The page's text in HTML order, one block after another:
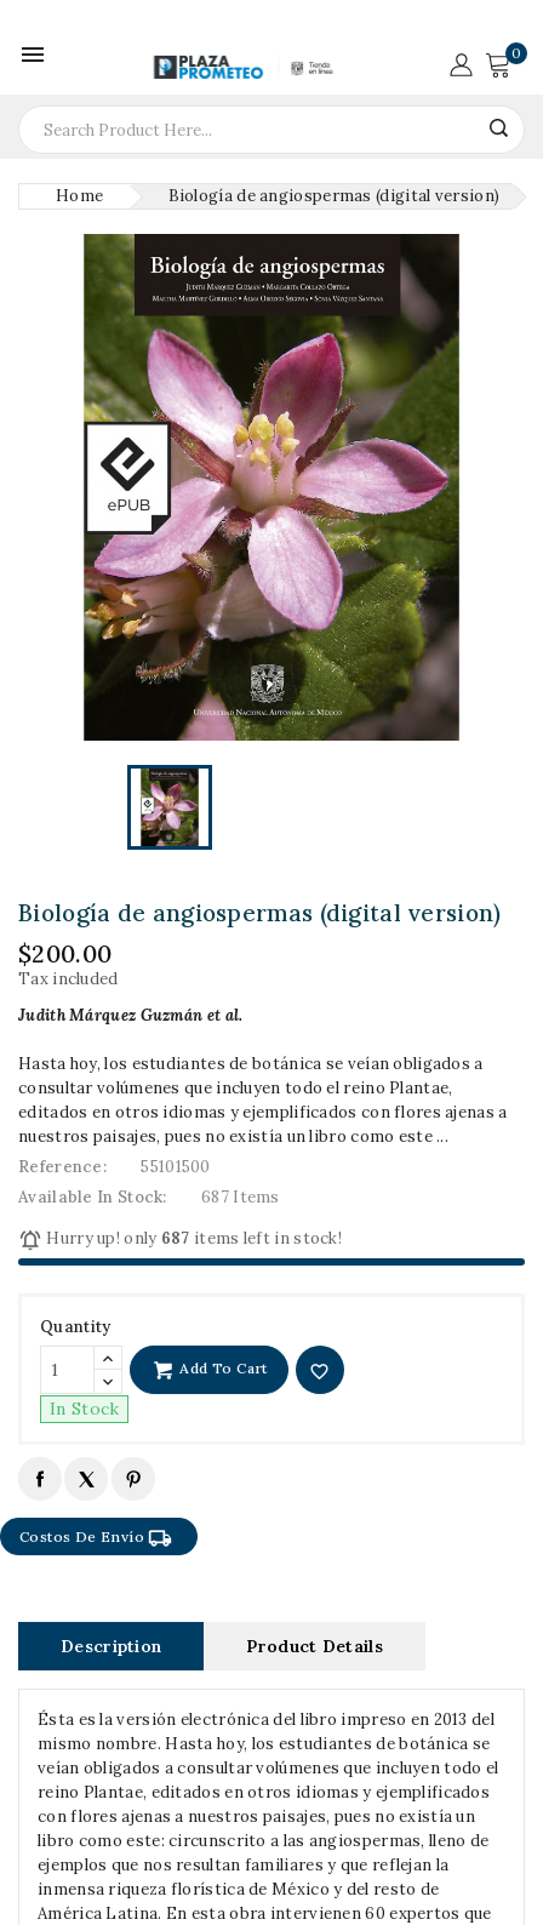
 0
Home Biología de angiospermas (digital version)
Biología de angiospermas (digital version)
$200.00
Tax included
Judith Márquez Guzmán et al.
Hasta hoy, los estudiantes de botánica se veían obligados a
consultar volúmenes que incluyen todo el reino Plantae,
editados en otros idiomas y ejemplificados con flores ajenas a
nuestros paisajes, pues no existía un libro como este ...
Reference:
55101500
Available In Stock:
687 Items
 Hurry up! only 687 items left in stock!
Quantity
Add To Cart favorite_border
In Stock
Costos De Envíolocal_shipping
Description Product Details
Ésta es la versión electrónica del libro impreso en 2013 del
mismo nombre. Hasta hoy, los estudiantes de botánica se
veían obligados a consultar volúmenes que incluyen todo el
reino Plantae, editados en otros idiomas y ejemplificados
con flores ajenas a nuestros paisajes, pues no existía un
libro como este: circunscrito a las angiospermas, lleno de
ejemplos que nos resultan familiares y que reflejan la
inmensa riqueza florística de México y del resto de
América Latina. En esta obra intervienen 60 expertos que